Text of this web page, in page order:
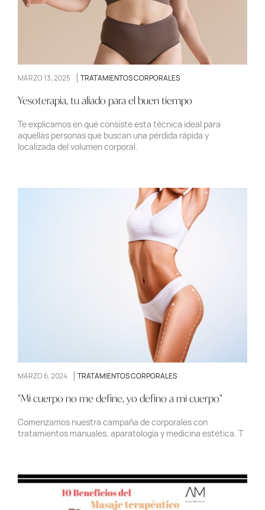
MARZO 13, 2025 TRATAMIENTOS CORPORALES
Yesoterapia, tu aliado para el buen tiempo
Te explicamos en qué consiste esta técnica ideal para
aquellas personas que buscan una pérdida rápida y
localizada del volumen corporal.
MARZO 6, 2024 TRATAMIENTOS CORPORALES
"Mi cuerpo no me define, yo defino a mi cuerpo"
Comenzamos nuestra campaña de corporales con
tratamientos manuales, aparatología y medicina estética. T